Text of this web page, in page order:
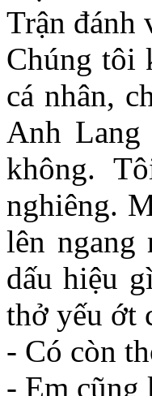
Trận đánh
Chúng tôi
cá nhân,
Anh
không.
nghiêng.
lên
dấu hiệu
thở yếu ớt
- Có còn
- Em cũng